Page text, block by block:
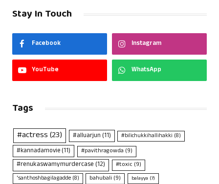
Stay In Touch
Facebook Instagram
YouTube WhatsApp
Tags
#actress(23) #alluarjun(11) #bilichukkihallihakki (8)
#kannadamovie(11) #pavithragowda (9)
#renukaswamymurdercase(12) #toxic(9)
'santhoshbagilagadde (8) bahubali (9) balayya (7)